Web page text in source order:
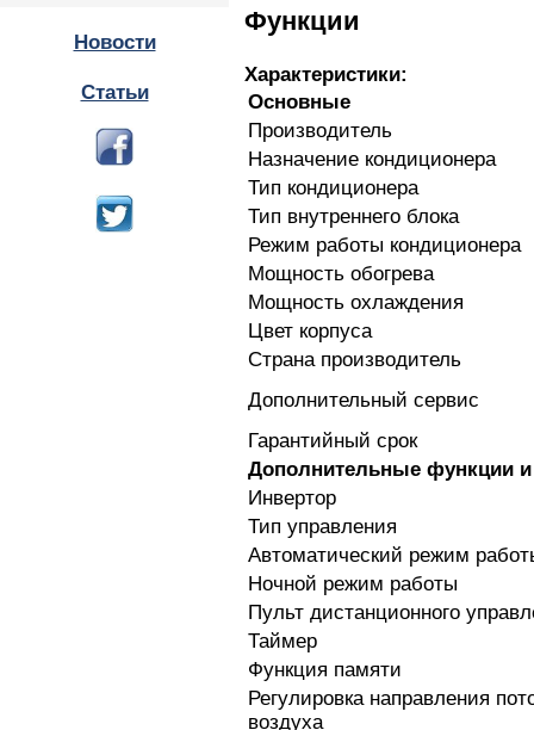
Новости
Статьи
Функции
Характеристики:
Основные
Производитель
Назначение кондиционера
Тип кондиционера
Тип внутреннего блока
Режим работы кондиционера
Мощность обогрева
Мощность охлаждения
Цвет корпуса
Страна производитель
Дополнительный сервис
Гарантийный срок
Дополнительные функции и
Инвертор
Тип управления
Автоматический режим
Ночной режим работы
Пульт дистанционного
Таймер
Функция памяти
Регулировка направления
воздуха